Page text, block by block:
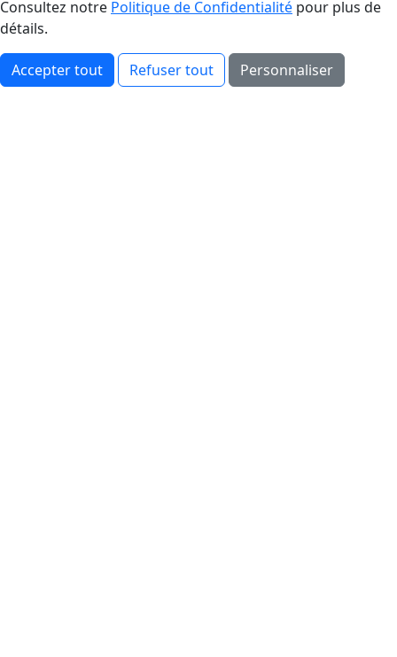
Consultez notre Politique de Confidentialité pour plus de
détails.
Accepter tout Refuser tout Personnaliser